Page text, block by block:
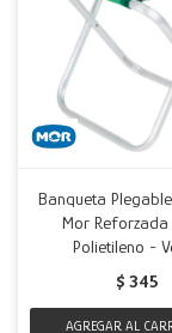
Banqueta
Mor
Polietileno -
$ 345